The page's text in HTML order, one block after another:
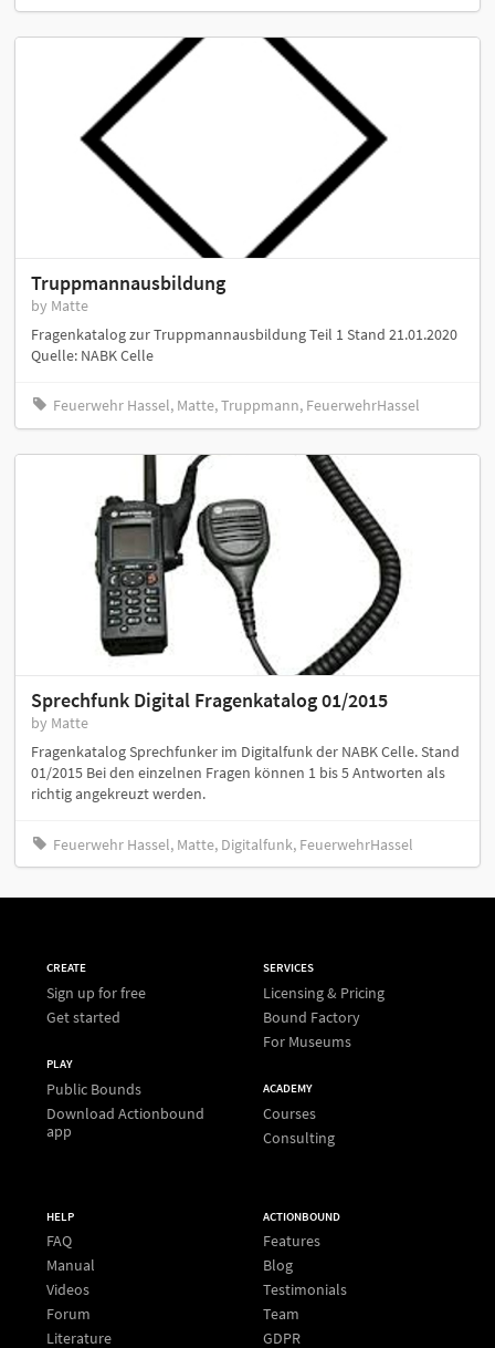
Truppmannausbildung
by Matte
Fragenkatalog zur Truppmannausbildung Teil 1 Stand 21.01.2020
Quelle: NABK Celle
Feuerwehr Hassel, Matte, Truppmann, FeuerwehrHassel
Sprechfunk Digital Fragenkatalog 01/2015
by Matte
Fragenkatalog Sprechfunker im Digitalfunk der NABK Celle. Stand
01/2015 Bei den einzelnen Fragen können 1 bis 5 Antworten als
richtig angekreuzt werden.
Feuerwehr Hassel, Matte, Digitalfunk, FeuerwehrHassel
CREATE
Sign up for free
Get started
PLAY
Public Bounds
Download Actionbound
app
SERVICES
Licensing & Pricing
Bound Factory
For Museums
ACADEMY
Courses
Consulting
HELP
FAQ
Manual
Videos
Forum
Literature
ACTIONBOUND
Features
Blog
Testimonials
Team
GDPR